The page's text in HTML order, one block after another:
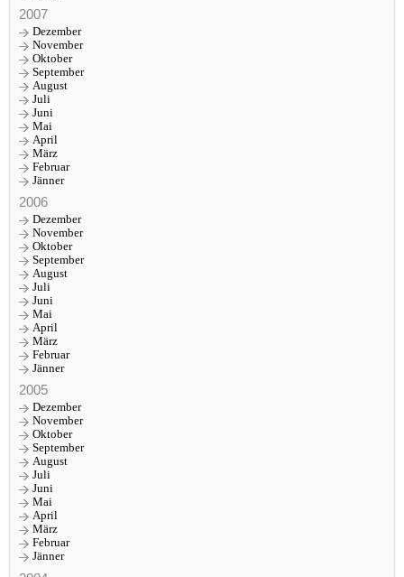
2007
Dezember
November
Oktober
September
August
Juli
Juni
Mai
April
März
Februar
Jänner
2006
Dezember
November
Oktober
September
August
Juli
Juni
Mai
April
März
Februar
Jänner
2005
Dezember
November
Oktober
September
August
Juli
Juni
Mai
April
März
Februar
Jänner